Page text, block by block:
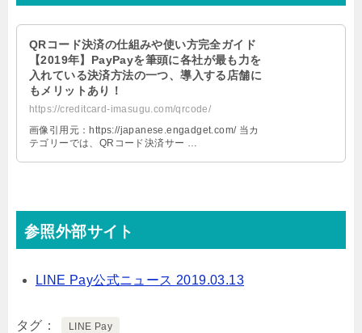
QRコード決済の仕組みや使い方完全ガイド
【2019年】PayPayを筆頭に各社が最も力を
入れている決済方法の一つ、導入する店舗に
もメリットあり！
https://creditcard-imasugu.com/qrcode/
画像引用元：https://japanese.engadget.com/ 当カ
テゴリーでは、QRコード決済サー …
参照外部サイト
LINE Pay公式ニュース 2019.03.13
タグ LINE Pay